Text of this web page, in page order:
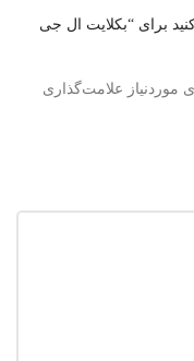
برای “بکلایت ال جی
موردنیاز علامت‌گذاری